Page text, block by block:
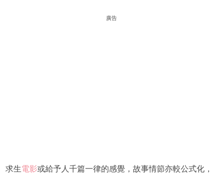
廣告
求生電影或給予人千篇一律的感覺，故事情節亦較公式化，